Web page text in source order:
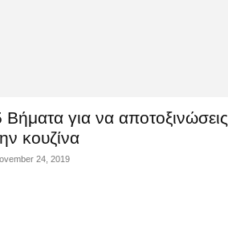
Βήματα για να αποτοξινώσεις
κουζίνα
24, 2019